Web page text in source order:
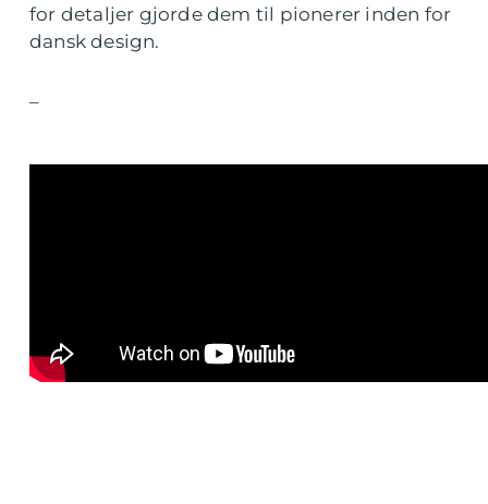
for detaljer gjorde dem til pionerer inden for
dansk design.
–